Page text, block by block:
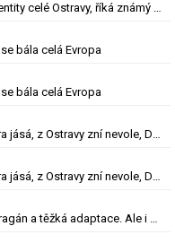
Nové Bazaly se mohou stát symbolem identity celé Ostravy, říká známý sociolog
bála celá Evropa
bála celá Evropa
Bezproblémová Heřmanická halda? Ridera jásá, z Ostravy zní nevole, Diamo má plán
Bezproblémová Heřmanická halda? Ridera jásá, z Ostravy zní nevole, Diamo má plán
Slavia proti Pardubicím: historický start, uragán a těžká adaptace. Ale i smutná událost